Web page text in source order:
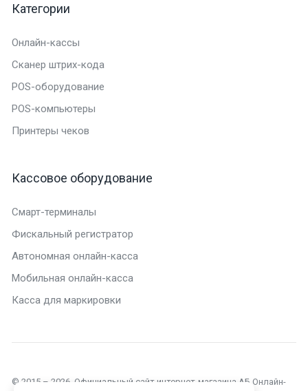
Категории
Онлайн-кассы
Сканер штрих-кода
POS-оборудование
POS-компьютеры
Принтеры чеков
Кассовое оборудование
Смарт-терминалы
Фискальный регистратор
Автономная онлайн-касса
Мобильная онлайн-касса
Касса для маркировки
© 2015 – 2026. Официальный сайт интернет-магазина АБ Онлайн-